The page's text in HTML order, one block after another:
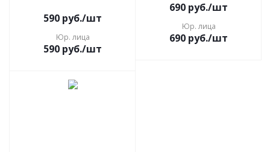
590 руб./шт
Юр. лица
590 руб./шт
690 руб./шт
Юр. лица
690 руб./шт